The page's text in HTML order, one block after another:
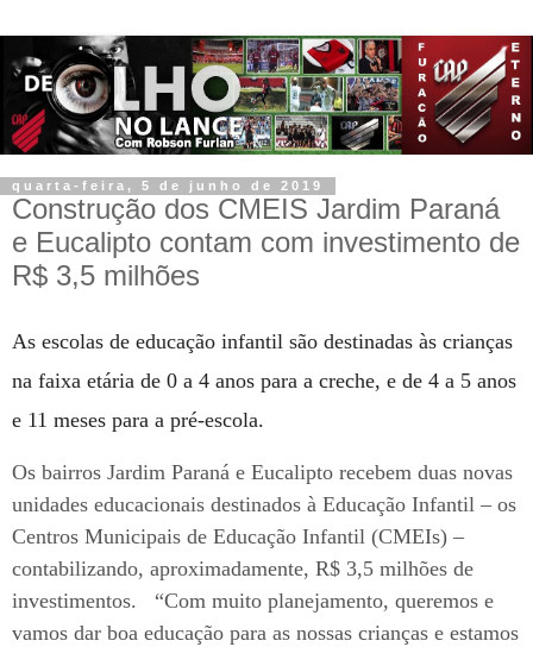
quarta-feira, 5 de junho de 2019
Construção dos CMEIS Jardim Paraná
e Eucalipto contam com investimento de
R$ 3,5 milhões
As escolas de educação infantil são destinadas às crianças
na faixa etária de 0 a 4 anos para a creche, e de 4 a 5 anos
e 11 meses para a pré-escola.
Os bairros Jardim Paraná e Eucalipto recebem duas novas
unidades educacionais destinados à Educação Infantil – os
Centros Municipais de Educação Infantil (CMEIs) –
contabilizando, aproximadamente, R$ 3,5 milhões de
investimentos. “Com muito planejamento, queremos e
vamos dar boa educação para as nossas crianças e estamos